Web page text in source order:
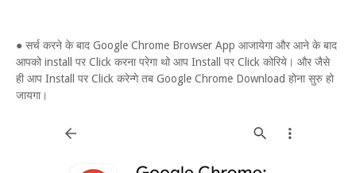
● सर्च करने के बाद Google Chrome Browser App आजायेगा और आने के बाद
आपको install पर Click करना परेगा थो आप Install पर Click कोरिये। और जैसे
ही आप Install पर Click करेन्गे तब Google Chrome Download होना सुरु हो
जायगा।